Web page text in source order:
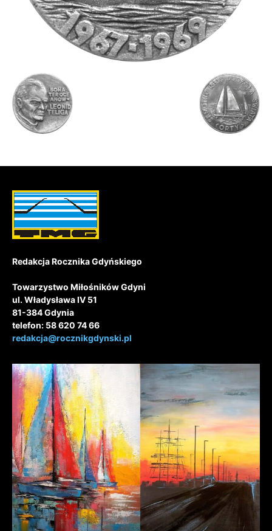
Redakcja Rocznika Gdyńskiego
Towarzystwo Miłośników Gdyni
ul. Władysława IV 51
81-384 Gdynia
telefon: 58 620 74 66
redakcja@rocznikgdynski.pl